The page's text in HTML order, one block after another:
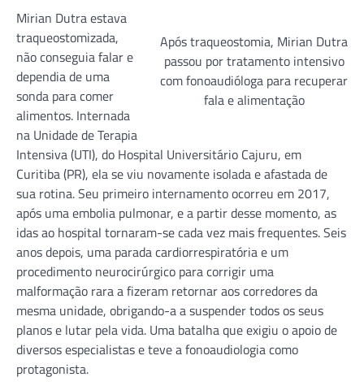
Após traqueostomia, Mirian Dutra
passou por tratamento intensivo
com fonoaudióloga para recuperar
fala e alimentação
Mirian Dutra estava
traqueostomizada,
não conseguia falar e
dependia de uma
sonda para comer
alimentos. Internada
na Unidade de Terapia
Intensiva (UTI), do Hospital Universitário Cajuru, em
Curitiba (PR), ela se viu novamente isolada e afastada de
sua rotina. Seu primeiro internamento ocorreu em 2017,
após uma embolia pulmonar, e a partir desse momento, as
idas ao hospital tornaram-se cada vez mais frequentes. Seis
anos depois, uma parada cardiorrespiratória e um
procedimento neurocirúrgico para corrigir uma
malformação rara a fizeram retornar aos corredores da
mesma unidade, obrigando-a a suspender todos os seus
planos e lutar pela vida. Uma batalha que exigiu o apoio de
diversos especialistas e teve a fonoaudiologia como
protagonista.